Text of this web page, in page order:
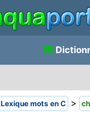
Lexique mots en C >